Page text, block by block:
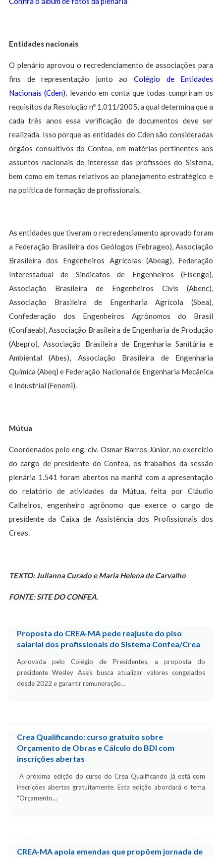
Entidades nacionais
O plenário aprovou o recredenciamento de associações para
fins de representação junto ao Colégio de Entidades
Nacionais (Cden), levando em conta que todas cumpriram os
requisitos da Resolução nº 1.011/2005, a qual determina que a
cada três anos essa verificação de documentos deve ser
realizada. Isso porque as entidades do Cden são consideradas
órgãos consultivos do Confea, em matérias pertinentes aos
assuntos nacionais de interesse das profissões do Sistema,
bem como em temas relativos ao planejamento estratégico e
na política de formação de profissionais.
As entidades que tiveram o recredenciamento aprovado foram
a Federação Brasileira dos Geólogos (Febrageo), Associação
Brasileira dos Engenheiros Agrícolas (Abeag), Federação
Interestadual de Sindicatos de Engenheiros (Fisenge),
Associação Brasileira de Engenheiros Civis (Abenc),
Associação Brasileira de Engenharia Agrícola (Sbea),
Confederação dos Engenheiros Agrônomos do Brasil
(Confaeab), Associação Brasileira de Engenharia de Produção
(Abepro), Associação Brasileira de Engenharia Sanitária e
Ambiental (Abes), Associação Brasileira de Engenharia
Química (Abeq) e Federação Nacional de Engenharia Mecânica
e Industrial (Fenemi).
Mútua
Coordenados pelo eng. civ. Osmar Barros Júnior, no exercício
do cargo de presidente do Confea, os trabalhos da sessão
plenária 1.541 foram abertos na manhã com a apresentação
do relatório de atividades da Mútua, feita por Cláudio
Calheiros, engenheiro agrônomo que exerce o cargo de
presidente da Caixa de Assistência dos Profissionais dos
Creas.
TEXTO: Julianna Curado e Maria Helena de Carvalho
FONTE: SITE DO CONFEA.
Proposta do CREA-MA pede reajuste do piso
salarial dos profissionais do Sistema Confea/Crea
Aprovada pelo Colégio de Presidentes, a proposta do
presidente Wesley Assis busca atualizar valores congelados
desde 2022 e garantir remuneração…
Crea Qualificando: curso gratuito sobre
Orçamento de Obras e Cálculo do BDI com
inscrições abertas
A próxima edição do curso do Crea Qualificando já está com
inscrições abertas gratuitamente. Esta edição abordará o tema
“Orçamento…
CREA-MA apoia emendas que propõem jornada de